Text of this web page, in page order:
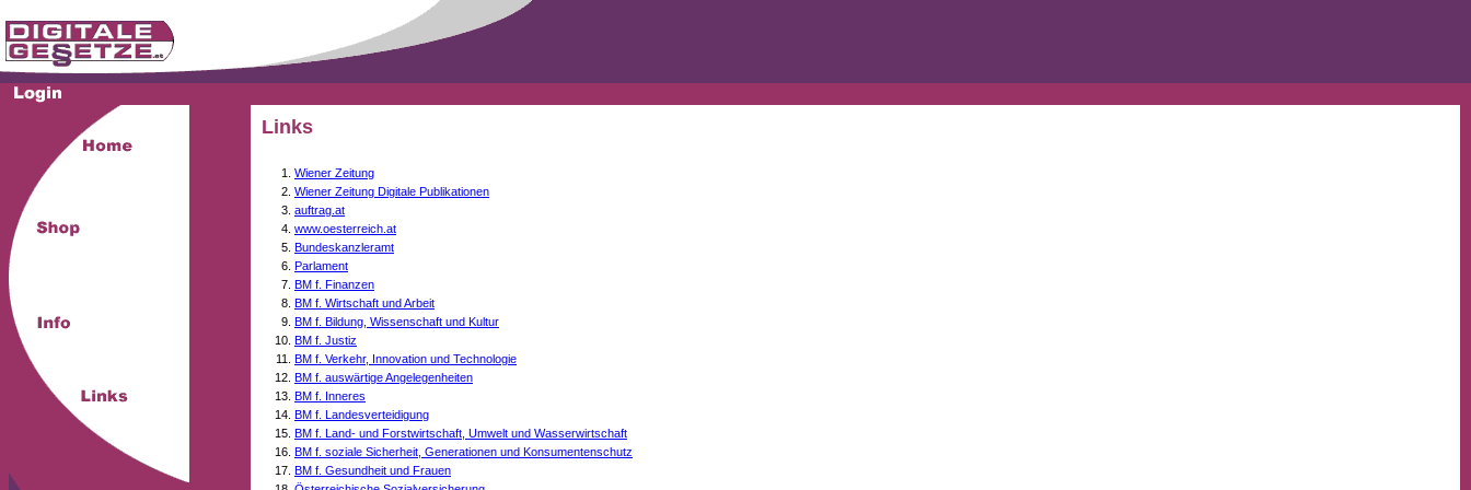
Links
Wiener Zeitung
Wiener Zeitung Digitale Publikationen
auftrag.at
www.oesterreich.at
Bundeskanzleramt
Parlament
BM f. Finanzen
BM f. Wirtschaft und Arbeit
BM f. Bildung, Wissenschaft und Kultur
BM f. Justiz
BM f. Verkehr, Innovation und Technologie
BM f. auswärtige Angelegenheiten
BM f. Inneres
BM f. Landesverteidigung
BM f. Land- und Forstwirtschaft, Umwelt und Wasserwirtschaft
BM f. soziale Sicherheit, Generationen und Konsumentenschutz
BM f. Gesundheit und Frauen